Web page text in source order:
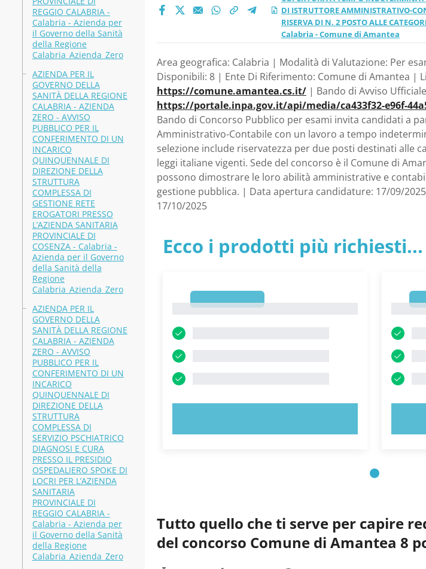
REGGIO CALABRIA -
Calabria - Azienda per
il Governo della Sanità
della Regione
Calabria_Azienda_Zero
AZIENDA PER IL
GOVERNO DELLA
SANITÀ DELLA REGIONE
CALABRIA - AZIENDA
ZERO - AVVISO
PUBBLICO PER IL
CONFERIMENTO DI UN
INCARICO
QUINQUENNALE DI
DIREZIONE DELLA
STRUTTURA
COMPLESSA DI
GESTIONE RETE
EROGATORI PRESSO
L’AZIENDA SANITARIA
PROVINCIALE DI
COSENZA - Calabria -
Azienda per il Governo
della Sanità della
Regione
Calabria_Azienda_Zero
AZIENDA PER IL
GOVERNO DELLA
SANITÀ DELLA REGIONE
CALABRIA - AZIENDA
ZERO - AVVISO
PUBBLICO PER IL
CONFERIMENTO DI UN
INCARICO
QUINQUENNALE DI
DIREZIONE DELLA
STRUTTURA
COMPLESSA DI
SERVIZIO PSCHIATRICO
DIAGNOSI E CURA
PRESSO IL PRESIDIO
OSPEDALIERO SPOKE DI
LOCRI PER L’AZIENDA
SANITARIA
PROVINCIALE DI
REGGIO CALABRIA -
Calabria - Azienda per
il Governo della Sanità
della Regione
Calabria_Azienda_Zero
DI ISTRUTTORE AMMINISTRATIVO-
RISERVA DI N. 2 POSTO ALLE
Calabria - Comune di Amantea
Area geografica: Calabria | Modalità di Valutazione: Per
Disponibili: 8 | Ente Di Riferimento: Comune di Amantea |
https://comune.amantea.cs.it/| Bando di Avviso
https://portale.inpa.gov.it/api/media/ca433f32-e96f-
Bando di Concorso Pubblico per esami invita candidati a
Amministrativo-Contabile con un lavoro a tempo
selezione include riservatezza per due posti destinati alle
leggi italiane vigenti. Sede del concorso è il Comune di
possono dimostrare le loro abilità amministrative e
gestione pubblica. | Data apertura candidature: 17/09/
17/10/2025
Ecco i prodotti più
Tutto quello che ti serve per capire
del concorso Comune di Amantea 8